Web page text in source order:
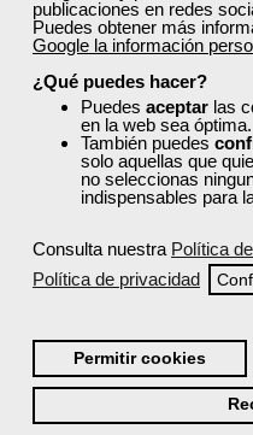
publicaciones en redes
Puedes obtener más
Google la información
¿Qué puedes hacer?
Puedes aceptar las
en la web sea óptima.
También puedes
solo aquellas que
no seleccionas
indispensables para
Consulta nuestra Política
Política de privacidad
Permitir cookies
web en